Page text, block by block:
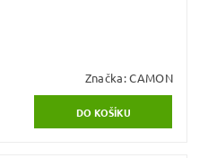
Značka:CAMON